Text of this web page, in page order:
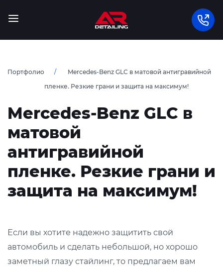
Портфолио
Mercedes-Benz GLC в матовой антигравийной
пленке. Резкие грани и защита на максимум!
Mercedes-Benz GLC в
матовой
антигравийной
пленке. Резкие грани и
защита на максимум!
Если вы хотите надежно защитить свой
автомобиль и сделать небольшой, но хорошо
заметный глазу стайлинг, то предлагаем вам